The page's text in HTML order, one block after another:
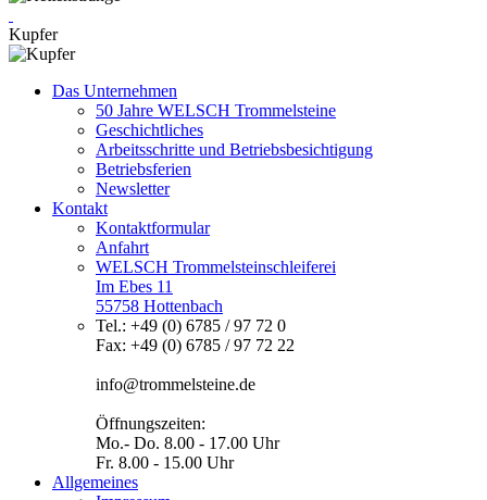
Kupfer
Das Unternehmen
50 Jahre WELSCH Trommelsteine
Geschichtliches
Arbeitsschritte und Betriebsbesichtigung
Betriebsferien
Newsletter
Kontakt
Kontaktformular
Anfahrt
WELSCH Trommelsteinschleiferei
Im Ebes 11
55758 Hottenbach
Tel.: +49 (0) 6785 / 97 72 0
Fax: +49 (0) 6785 / 97 72 22
info@trommelsteine.de
Öffnungszeiten:
Mo.- Do. 8.00 - 17.00 Uhr
Fr. 8.00 - 15.00 Uhr
Allgemeines